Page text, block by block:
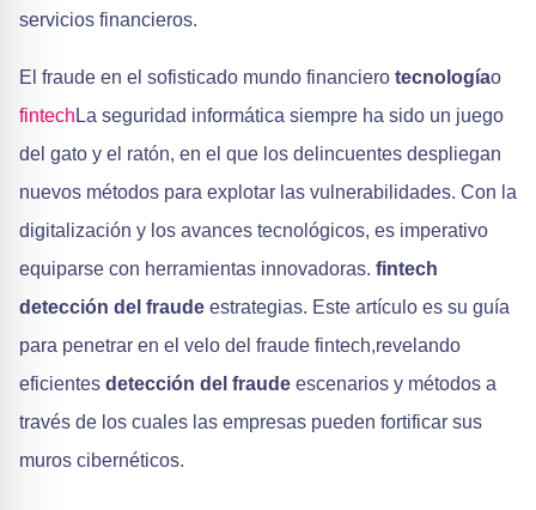
servicios financieros.
El fraude en el sofisticado mundo financiero tecnologíao
fintech La seguridad informática siempre ha sido un juego
del gato y el ratón, en el que los delincuentes despliegan
nuevos métodos para explotar las vulnerabilidades. Con la
digitalización y los avances tecnológicos, es imperativo
equiparse con herramientas innovadoras. fintech
detección del fraude estrategias. Este artículo es su guía
para penetrar en el velo del fraude fintech,revelando
eficientes detección del fraude escenarios y métodos a
través de los cuales las empresas pueden fortificar sus
muros cibernéticos.